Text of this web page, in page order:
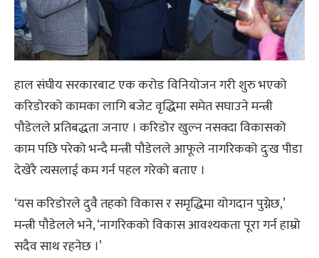
हाल संघीय सरकारबाट एक करोड विनियोजन गरी शुरु भएको
करिडोरको कामका लागि बजेट वृद्धिमा समेत सघाउने मन्त्री
पौडेलले प्रतिबद्धता जनाए । करिडोर खुल्न नसक्दा विकासको
काम पछि परेको भन्दै मन्त्री पौडेलले आफूले नागरिकको दुःख पीडा
देखेरै त्यसलाई कम गर्न पहल गरेको बताए ।
‘यस करिडोरले दुवै तहको विकास र समृद्धिमा योगदान पुग्नेछ,’
मन्त्री पौडेलले भने, ‘नागरिकको विकास आवश्यकता पूरा गर्न हाम्रो
सदैव साथ रहनेछ ।’